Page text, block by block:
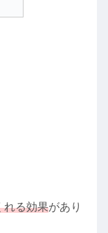
れる効果があり